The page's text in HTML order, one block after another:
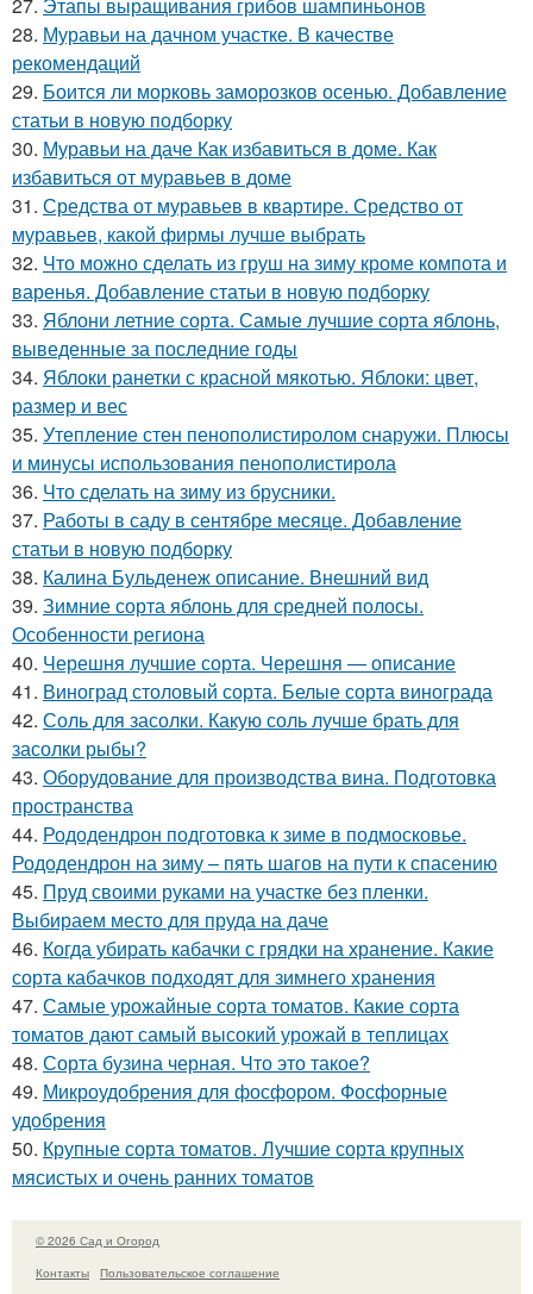
28. Муравьи на дачном участке. В качестве
рекомендаций
29. Боится ли морковь заморозков осенью. Добавление
статьи в новую подборку
30. Муравьи на даче Как избавиться в доме. Как
избавиться от муравьев в доме
31. Средства от муравьев в квартире. Средство от
муравьев, какой фирмы лучше выбрать
32. Что можно сделать из груш на зиму кроме компота и
варенья. Добавление статьи в новую подборку
33. Яблони летние сорта. Самые лучшие сорта яблонь,
выведенные за последние годы
34. Яблоки ранетки с красной мякотью. Яблоки: цвет,
размер и вес
35. Утепление стен пенополистиролом снаружи. Плюсы
и минусы использования пенополистирола
36. Что сделать на зиму из брусники.
37. Работы в саду в сентябре месяце. Добавление
статьи в новую подборку
38. Калина Бульденеж описание. Внешний вид
39. Зимние сорта яблонь для средней полосы.
Особенности региона
40. Черешня лучшие сорта. Черешня — описание
41. Виноград столовый сорта. Белые сорта винограда
42. Соль для засолки. Какую соль лучше брать для
засолки рыбы?
43. Оборудование для производства вина. Подготовка
пространства
44. Рододендрон подготовка к зиме в подмосковье.
Рододендрон на зиму – пять шагов на пути к спасению
45. Пруд своими руками на участке без пленки.
Выбираем место для пруда на даче
46. Когда убирать кабачки с грядки на хранение. Какие
сорта кабачков подходят для зимнего хранения
47. Самые урожайные сорта томатов. Какие сорта
томатов дают самый высокий урожай в теплицах
48. Сорта бузина черная. Что это такое?
49. Микроудобрения для фосфором. Фосфорные
удобрения
50. Крупные сорта томатов. Лучшие сорта крупных
мясистых и очень ранних томатов
© 2026 Сад и Огород
Контакты
Пользовательское соглашение